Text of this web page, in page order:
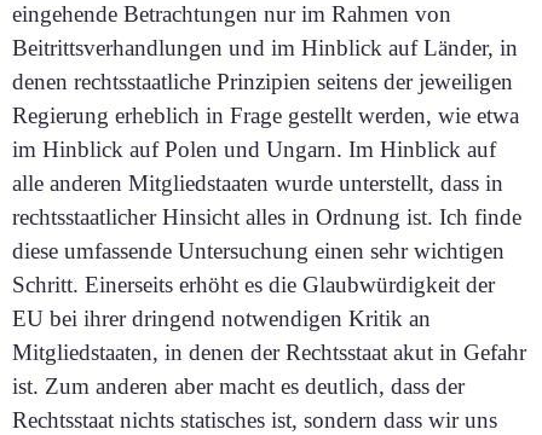
eingehende Betrachtungen nur im Rahmen von
Beitrittsverhandlungen und im Hinblick auf Länder, in
denen rechtsstaatliche Prinzipien seitens der jeweiligen
Regierung erheblich in Frage gestellt werden, wie etwa
im Hinblick auf Polen und Ungarn. Im Hinblick auf
alle anderen Mitgliedstaaten wurde unterstellt, dass in
rechtsstaatlicher Hinsicht alles in Ordnung ist. Ich finde
diese umfassende Untersuchung einen sehr wichtigen
Schritt. Einerseits erhöht es die Glaubwürdigkeit der
EU bei ihrer dringend notwendigen Kritik an
Mitgliedstaaten, in denen der Rechtsstaat akut in Gefahr
ist. Zum anderen aber macht es deutlich, dass der
Rechtsstaat nichts statisches ist, sondern dass wir uns